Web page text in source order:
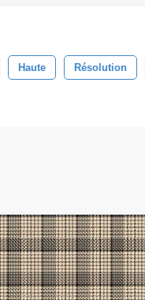
Haute Résolution